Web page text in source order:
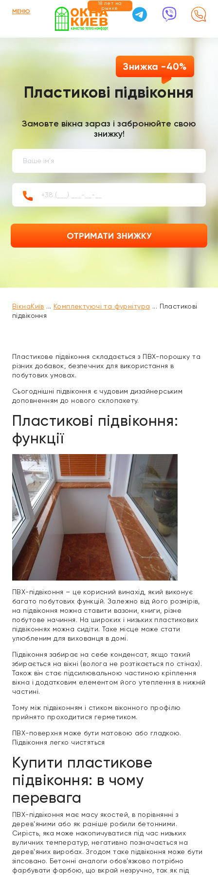
МЕНЮ
18 лет на
рынке
Пластикові підвіконня
Знижка -40%
Замовте вікна зараз і забронюйте свою
знижку!
ОТРИМАТИ ЗНИЖКУ
ВікнаКиїв ... Комплектуючі та фурнітура ... Пластикові
підвіконня
Пластикове підвіконня складається з ПВХ-порошку та
різних добавок, безпечних для використання в
побутових умовах.
Сьогоднішні підвіконня є чудовим дизайнерським
доповненням до нового склопакету.
Пластикові підвіконня:
функції
ПВХ-підвіконня – це корисний винахід, який виконує
багато побутових функцій. Залежно від його розмірів,
на підвіконня можна ставити вазони, книги, різне
побутове начиння. На широких і низьких пластикових
підвіконнях можна сидіти. Таке місце може стати
улюбленим для вихованця в домі.
Підвіконня забирає на себе конденсат, якщо такий
збирається на вікні (волога не розтікається по стінах).
Також він стає підсилювальною частиною кріплення
вікна і додатковим елементом його утеплення в нижній
частині.
Тому між підвіконням і стиком віконного профілю
прийнято проходитися герметиком.
ПВХ-поверхня може бути матовою або гладкою.
Підвіконня легко чистяться
Купити пластикове
підвіконня: в чому
перевага
ПВХ-підвіконня має масу якостей, в порівнянні з
дерев’яними або як раніше робили бетонними.
Сирість, яка може накопичуватися під час низьких
вуличних температур, негативно позначається на
дерев’яних виробах. Згодом таке підвіконня може бути
зіпсовано. Бетонні аналоги обов’язково потрібно
фарбувати фарбою, що вкрай незручно, так як під